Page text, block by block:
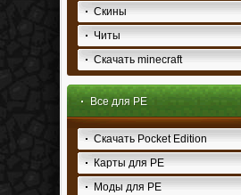
Скины
Читы
Скачать minecraft
Все для PE
Скачать Pocket Edition
Карты для PE
Моды для PE